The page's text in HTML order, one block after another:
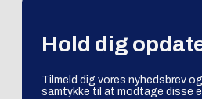
Hold dig
Tilmeld dig vores nyhedsbrev
samtykke til at modtage disse